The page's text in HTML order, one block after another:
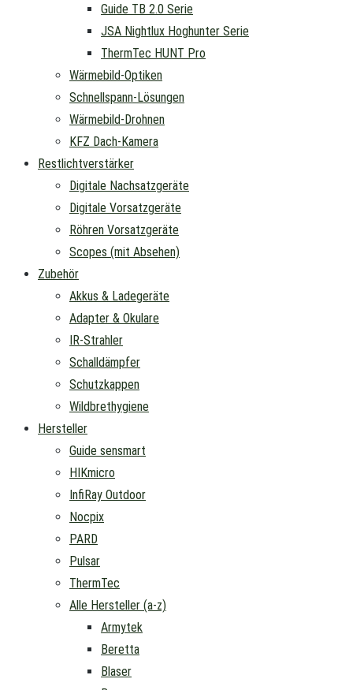
Guide TB 2.0 Serie
JSA Nightlux Hoghunter Serie
ThermTec HUNT Pro
Wärmebild-Optiken
Schnellspann-Lösungen
Wärmebild-Drohnen
KFZ Dach-Kamera
Restlichtverstärker
Digitale Nachsatzgeräte
Digitale Vorsatzgeräte
Röhren Vorsatzgeräte
Scopes (mit Absehen)
Zubehör
Akkus & Ladegeräte
Adapter & Okulare
IR-Strahler
Schalldämpfer
Schutzkappen
Wildbrethygiene
Hersteller
Guide sensmart
HIKmicro
InfiRay Outdoor
Nocpix
PARD
Pulsar
ThermTec
Alle Hersteller (a-z)
Armytek
Beretta
Blaser